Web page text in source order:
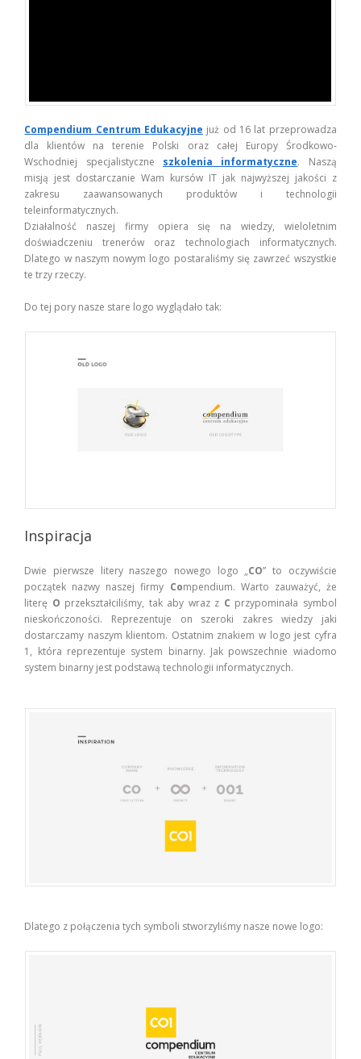
Compendium Centrum Edukacyjne już od 16 lat przeprowadza
dla klientów na terenie Polski oraz całej Europy Środkowo-
Wschodniej specjalistyczne szkolenia informatyczne. Naszą
misją jest dostarczanie Wam kursów IT jak najwyższej jakości z
zakresu zaawansowanych produktów i technologii
teleinformatycznych.
Działalność naszej firmy opiera się na wiedzy, wieloletnim
doświadczeniu trenerów oraz technologiach informatycznych.
Dlatego w naszym nowym logo postaraliśmy się zawrzeć wszystkie
te trzy rzeczy.
Do tej pory nasze stare logo wyglądało tak:
Inspiracja
Dwie pierwsze litery naszego nowego logo „CO” to oczywiście
początek nazwy naszej firmy Compendium. Warto zauważyć, że
literę O przekształciliśmy, tak aby wraz z C przypominała symbol
nieskończoności. Reprezentuje on szeroki zakres wiedzy jaki
dostarczamy naszym klientom. Ostatnim znakiem w logo jest cyfra
1, która reprezentuje system binarny. Jak powszechnie wiadomo
system binarny jest podstawą technologii informatycznych.
Dlatego z połączenia tych symboli stworzyliśmy nasze nowe logo: